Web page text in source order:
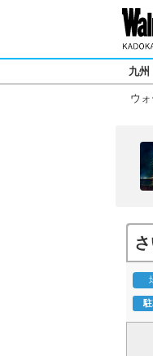
九州
ウ